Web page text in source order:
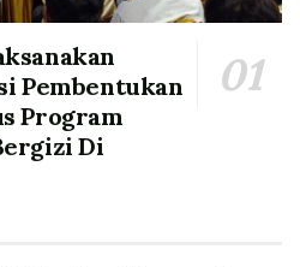
Pembentukan
Program
Di